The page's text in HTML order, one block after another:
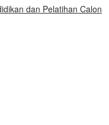
dan Pelatihan Calon